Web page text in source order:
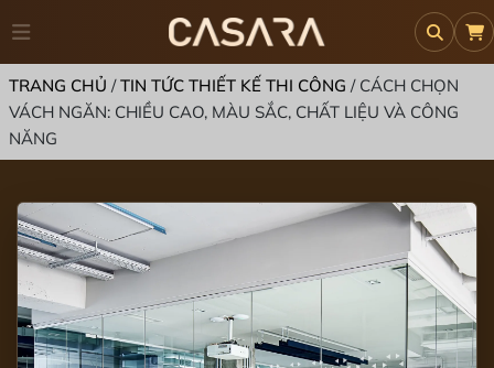
TRANG CHỦ /TIN TỨC THIẾT KẾ THI CÔNG / CÁCH CHỌN
VÁCH NGĂN: CHIỀU CAO, MÀU SẮC, CHẤT LIỆU VÀ CÔNG
NĂNG